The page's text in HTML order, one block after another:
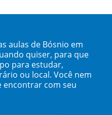
aulas de Bósnio em
quiser, para que
para estudar,
ou local. Você nem
encontrar com seu